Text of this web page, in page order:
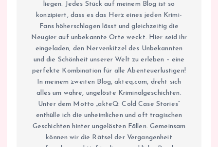
liegen. Jedes Stück auf meinem Blog ist so
konzipiert, dass es das Herz eines jeden Krimi-
Fans höherschlagen lässt und gleichzeitig die
Neugier auf unbekannte Orte weckt. Hier seid ihr
eingeladen, den Nervenkitzel des Unbekannten
und die Schönheit unserer Welt zu erleben – eine
perfekte Kombination für alle Abenteuerlustigen!
In meinem zweiten Blog, akteq.com, dreht sich
alles um wahre, ungelöste Kriminalgeschichten.
Unter dem Motto „akteQ: Cold Case Stories“
enthülle ich die unheimlichen und oft tragischen
Geschichten hinter ungelösten Fällen. Gemeinsam
können wir die Rätsel der Vergangenheit